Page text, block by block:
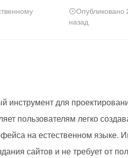
Опубликовано
назад
инструмент для
пользователям легко
на естественном языке.
сайтов и не требует от